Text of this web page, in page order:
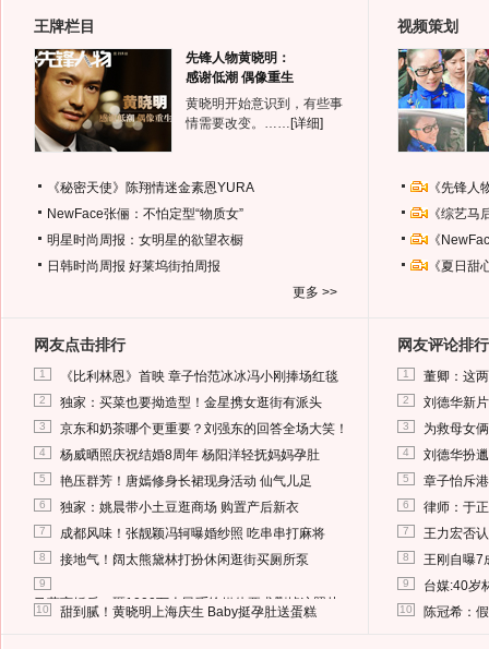
王牌栏目
先锋人物黄晓明：
感谢低潮 偶像重生
黄晓明开始意识到，有些事
情需要改变。…… [详细]
《秘密天使》陈翔情迷金素恩YURA
NewFace张俪：不怕定型“物质女”
明星时尚周报：女明星的欲望衣橱
日韩时尚周报 好莱坞街拍周报
更多 >>
视频策划
《先锋
《综艺
《
《夏日
网友点击排行
1 《比利林恩》首映 章子怡范冰冰冯小刚捧场红毯
2 独家：买菜也要拗造型！金星携女逛街有派头
3 京东和奶茶哪个更重要？刘强东的回答全场大笑！
4 杨威晒照庆祝结婚8周年 杨阳洋轻抚妈妈孕肚
5 艳压群芳！唐嫣修身长裙现身活动 仙气儿足
6 独家：姚晨带小土豆逛商场 购置产后新衣
7 成都风味！张靓颖冯轲曝婚纱照 吃串串打麻将
8 接地气！阔太熊黛林打扮休闲逛街买厕所泵
9
马蓉离婚后，砸1000万人民币给媒体要求删掉这照片
10 甜到腻！黄晓明上海庆生 Baby挺孕肚送蛋糕
网友评论排行
1 董卿：这
2 刘德华新
3 为救母女
4 刘德华扮
5 章子怡斥
6 律师：于
7 王力宏否
8 王刚自曝7
9 台媒:40岁
10 陈冠希：